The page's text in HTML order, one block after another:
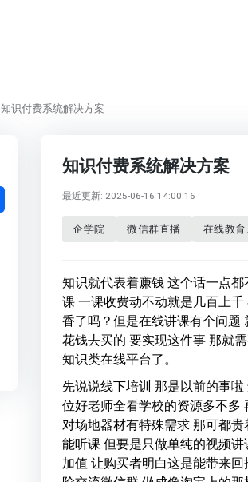
知识付费系统解决方案
知识付费系统解决方案
最近更新: 2025-06-16 14:00:16
企学院 微信群直播 在线教育
知识就代表着赚钱 这个话一点
课 一课收费动不动就是几百上
香了吗？但是在线讲课有个问题
花钱去买的 要实现这件事 那就
知识类在线平台了。
先说说线下培训 那是以前的事
位好老师全看学校的资源多不多
对场地器材有特殊需求 那可都
能听课 但要是只做单纯的视频
加值 让购买者明白这是能带来